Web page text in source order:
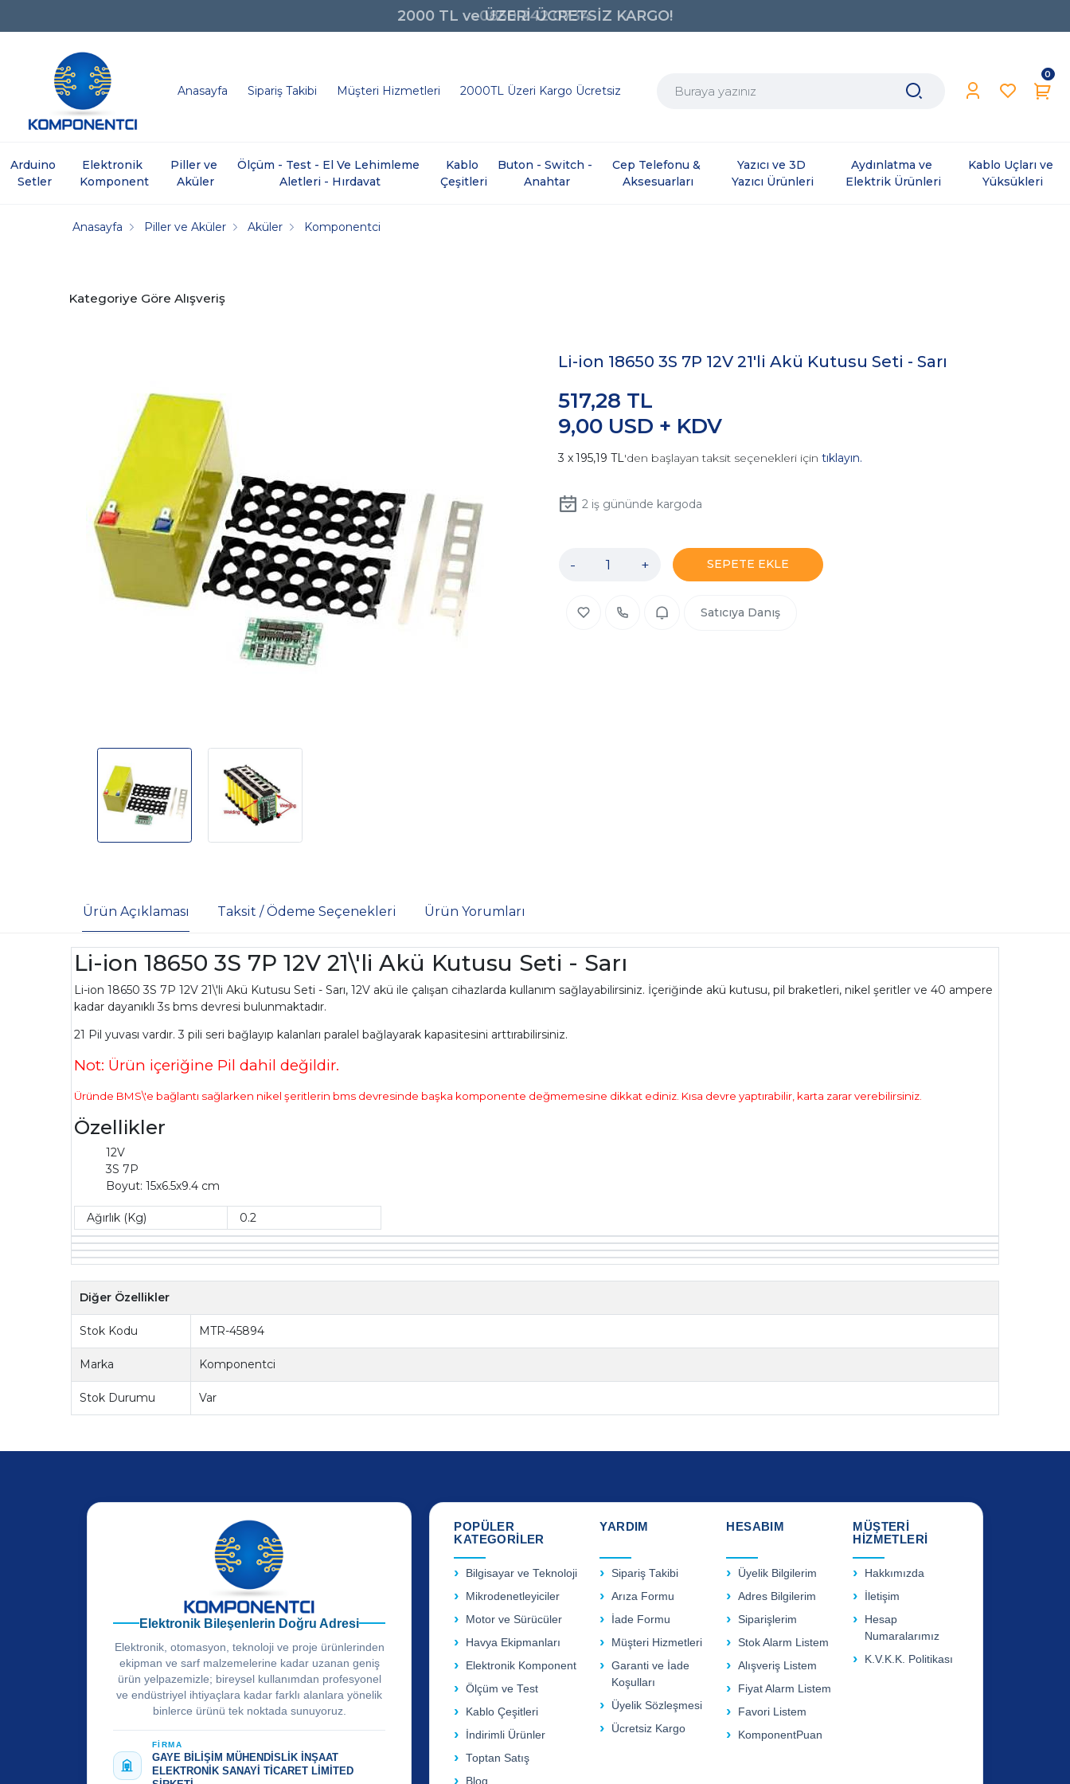
0850 242 0734
Anasayfa Sipariş Takibi Müşteri Hizmetleri 2000TL Üzeri Kargo Ücretsiz
0
Arduino
Setler
Elektronik
Komponent
Piller ve
Aküler
Ölçüm - Test - El Ve Lehimleme
Aletleri - Hırdavat
Kablo
Çeşitleri
Buton - Switch -
Anahtar
Cep Telefonu &
Aksesuarları
Yazıcı ve 3D
Yazıcı Ürünleri
Aydınlatma ve
Elektrik Ürünleri
Kablo Uçları ve
Yüksükleri
Anasayfa Piller ve Aküler Aküler Komponentci
Kategoriye Göre Alışveriş
Li-ion 18650 3S 7P 12V 21'li Akü Kutusu Seti - Sarı
9,00 USD + KDV
517,28 TL
195,19 TL'den başlayan taksit seçenekleri için tıklayın.
2iş gününde kargoda
- + SEPETE EKLE
Satıcıya Danış
Ürün Açıklaması Taksit / Ödeme Seçenekleri Ürün Yorumları
Li-ion 18650 3S 7P 12V 21\'li Akü Kutusu Seti - Sarı
Li-ion 18650 3S 7P 12V 21\'li Akü Kutusu Seti - Sarı, 12V akü ile çalışan cihazlarda kullanım sağlayabilirsiniz. İçeriğinde akü kutusu, pil braketleri, nikel şeritler ve 40 ampere
kadar dayanıklı 3s bms devresi bulunmaktadır.
21 Pil yuvası vardır. 3 pili seri bağlayıp kalanları paralel bağlayarak kapasitesini arttırabilirsiniz.
Not: Ürün içeriğine Pil dahil değildir.
Üründe BMS\'e bağlantı sağlarken nikel şeritlerin bms devresinde başka komponente değmemesine dikkat ediniz. Kısa devre yaptırabilir, karta zarar verebilirsiniz.
Özellikler
12V
3S 7P
Boyut: 15x6.5x9.4 cm
Ağırlık (Kg) 0.2
Diğer Özellikler
Stok Kodu MTR-45894
Marka Komponentci
Stok Durumu Var
Elektronik Bileşenlerin Doğru Adresi
Elektronik, otomasyon, teknoloji ve proje ürünlerinden
ekipman ve sarf malzemelerine kadar uzanan geniş
ürün yelpazemizle; bireysel kullanımdan profesyonel
ve endüstriyel ihtiyaçlara kadar farklı alanlara yönelik
binlerce ürünü tek noktada sunuyoruz.
FİRMA
GAYE BİLİŞİM MÜHENDİSLİK İNŞAAT
ELEKTRONİK SANAYİ TİCARET LİMİTED
POPÜLER
KATEGORİLER
Bilgisayar ve Teknoloji
Mikrodenetleyiciler
Motor ve Sürücüler
Havya Ekipmanları
Elektronik Komponent
Ölçüm ve Test
Kablo Çeşitleri
İndirimli Ürünler
Toptan Satış
Blog
YARDIM
Sipariş Takibi
Arıza Formu
İade Formu
Müşteri Hizmetleri
Garanti ve İade
Koşulları
Üyelik Sözleşmesi
Ücretsiz Kargo
HESABIM
Üyelik Bilgilerim
Adres Bilgilerim
Siparişlerim
Stok Alarm Listem
Alışveriş Listem
Fiyat Alarm Listem
Favori Listem
KomponentPuan
MÜŞTERİ
HİZMETLERİ
Hakkımızda
İletişim
Hesap
Numaralarımız
K.V.K.K. Politikası